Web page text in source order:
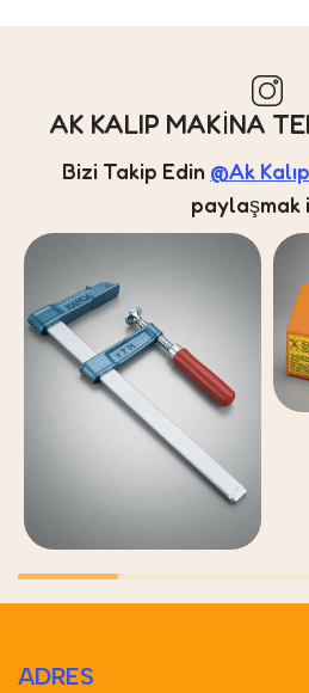
AK KALIP MAKİNA
Bizi Takip Edin @Ak
paylaşmak
ADRES